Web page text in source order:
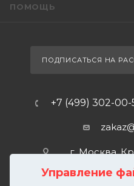
Управление
ПОМОЩЬ
ПОДПИСАТЬСЯ НА
+7 (499) 302-00-
г. Москва,